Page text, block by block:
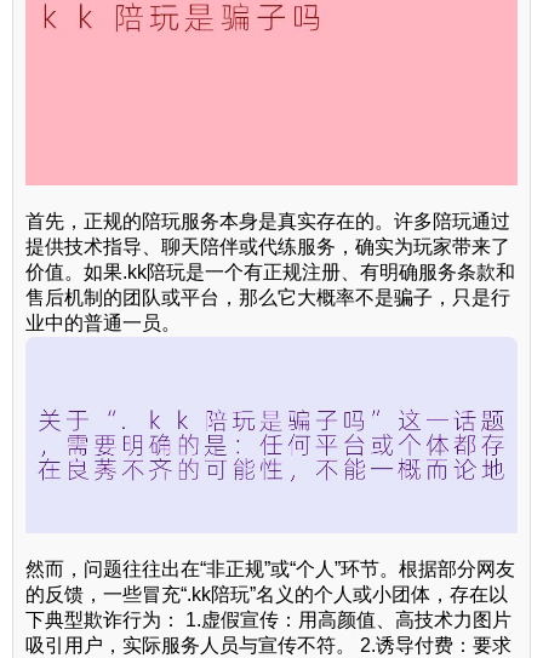
首先，正规的陪玩服务本身是真实存在的。许多陪玩通过
提供技术指导、聊天陪伴或代练服务，确实为玩家带来了
价值。如果.kk陪玩是一个有正规注册、有明确服务条款和
售后机制的团队或平台，那么它大概率不是骗子，只是行
业中的普通一员。
然而，问题往往出在“非正规”或“个人”环节。根据部分网友
的反馈，一些冒充“.kk陪玩”名义的个人或小团体，存在以
下典型欺诈行为： 1.虚假宣传：用高颜值、高技术力图片
吸引用户，实际服务人员与宣传不符。 2.诱导付费：要求